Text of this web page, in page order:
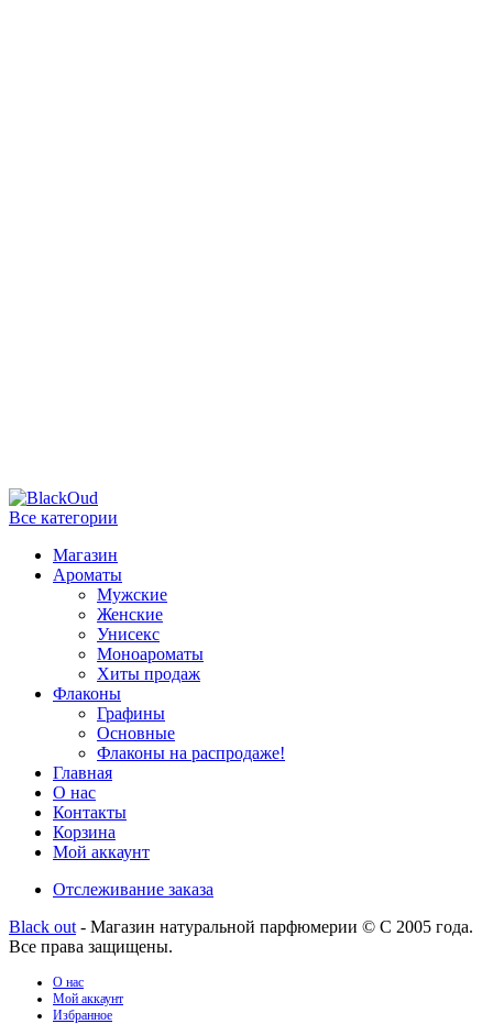
Все категории
Магазин
Ароматы
Мужские
Женские
Унисекс
Моноароматы
Хиты продаж
Флаконы
Графины
Основные
Флаконы на распродаже!
Главная
О нас
Контакты
Корзина
Мой аккаунт
Отслеживание заказа
Black out - Магазин натуральной парфюмерии © С 2005 года.
Все права защищены.
О нас
Мой аккаунт
Избранное